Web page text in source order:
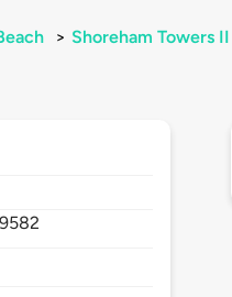
> Shoreham Towers II